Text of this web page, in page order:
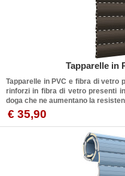
Tapparelle in
Tapparelle in PVC e fibra di vetro
rinforzi in fibra di vetro presenti
doga che ne aumentano la
€ 35,90